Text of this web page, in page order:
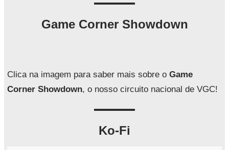
a
Game Corner Showdown
Clica na imagem para saber mais sobre o Game
Corner Showdown, o nosso circuito nacional de VGC!
Ko-Fi